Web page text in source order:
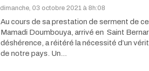
dimanche, 03 octobre 2021 à 8h:08
Au cours de sa prestation de serment de
Mamadi Doumbouya, arrivé en Saint
déshérence, a réitéré la nécessité d’un
de notre pays. Un…